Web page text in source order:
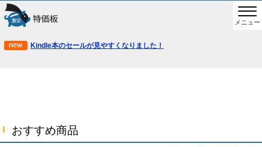
メニュー
Kindle本のセールが見やすくなりました！
おすすめ商品